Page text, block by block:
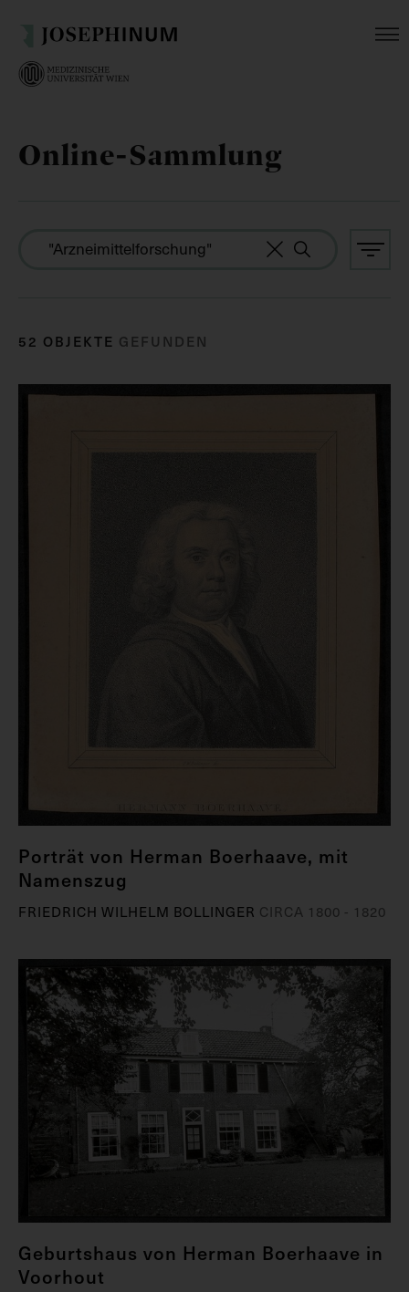
Online-Sammlung
52 OBJEKTE GEFUNDEN
Porträt von Herman Boerhaave, mit
Namenszug
FRIEDRICH WILHELM BOLLINGER CIRCA 1800 - 1820
Geburtshaus von Herman Boerhaave in
Voorhout